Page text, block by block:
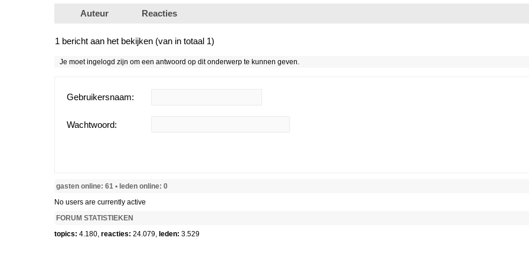
Auteur Reacties
1 bericht aan het bekijken (van in totaal 1)
Je moet ingelogd zijn om een antwoord op dit onderwerp te kunnen geven.
Gebruikersnaam:
Wachtwoord:
gasten online: 61 ▪︎ leden online: 0
No users are currently active
FORUM STATISTIEKEN
topics: 4.180, reacties: 24.079, leden: 3.529